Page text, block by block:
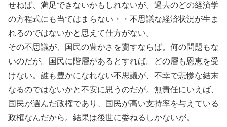
せねば、満足できないかもしれないが。過去のどの経済学
の方程式にも当てはまらない・・不思議な経済状況が生ま
れるのではないかと思えて仕方がない。
その不思議が、国民の豊かさを齎すならば。何の問題もな
いのだが。国民に階層があるとすれば。どの層も恩恵を受
けない。誰も豊かになれない不思議が、不幸で悲惨な結末
なるのではないかと不安に思うのだが。無責任にいえば、
国民が選んだ政権であり、国民が高い支持率を与えている
政権なんだから。結果は後世に委ねるしかないが。